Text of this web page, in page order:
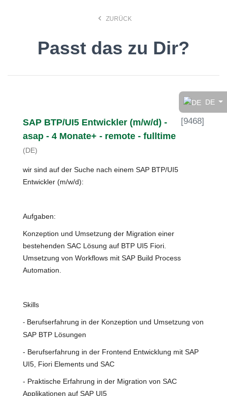
DE
Finde den Job, der Dir
search
keyboard_arrow_left ZURÜCK
Passt das zu Dir?
SAP BTP/UI5 Entwickler (m/w/d) -
asap - 4 Monate+ - remote - fulltime
(DE)
[9468]
wir sind auf der Suche nach einem SAP BTP/UI5
Entwickler (m/w/d):
Aufgaben:
Konzeption und Umsetzung der Migration einer
bestehenden SAC Lösung auf BTP UI5 Fiori.
Umsetzung von Workflows mit SAP Build Process
Automation.
Skills
- Berufserfahrung in der Konzeption und Umsetzung von
SAP BTP Lösungen
- Berufserfahrung in der Frontend Entwicklung mit SAP
UI5, Fiori Elements und SAC
- Praktische Erfahrung in der Migration von SAC
Applikationen auf SAP UI5